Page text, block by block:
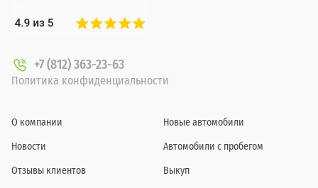
+7 (812) 363-23-63
Политика конфиденциальности
О компании
Новости
Отзывы клиентов
Новые автомобили
Автомобили с пробегом
Выкуп